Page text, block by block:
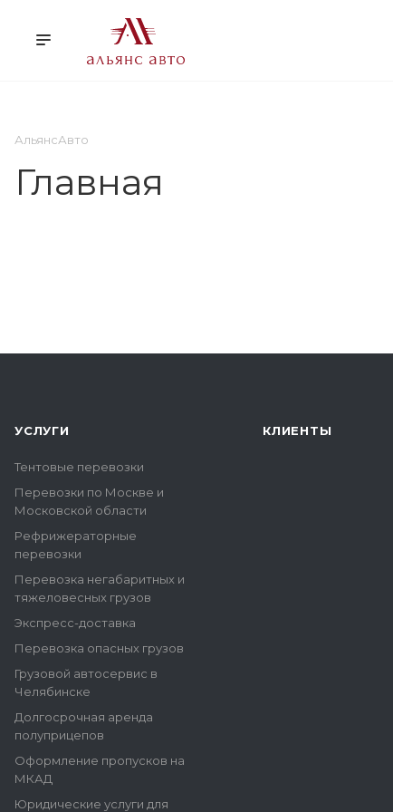
АльянсАвто
Главная
УСЛУГИ
Тентовые перевозки
Перевозки по Москве и
Московской области
Рефрижераторные
перевозки
Перевозка негабаритных и
тяжеловесных грузов
Экспресс-доставка
Перевозка опасных грузов
Грузовой автосервис в
Челябинске
Долгосрочная аренда
полуприцепов
Оформление пропусков на
МКАД
Юридические услуги для
КЛИЕНТЫ